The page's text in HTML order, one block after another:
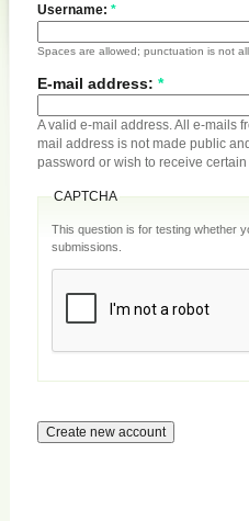
Username: *
Spaces are allowed; punctuation is not
E-mail address: *
A valid e-mail address. All e-mails
mail address is not made public
password or wish to receive
CAPTCHA
This question is for testing whether
submissions.